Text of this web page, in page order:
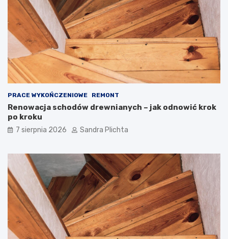
r
z
d
u
s
ą
t
o
m
i
e
?
PRACE WYKOŃCZENIOWE REMONT
Renowacja schodów drewnianych – jak odnowić krok
po kroku
7 sierpnia 2026 Sandra Plichta